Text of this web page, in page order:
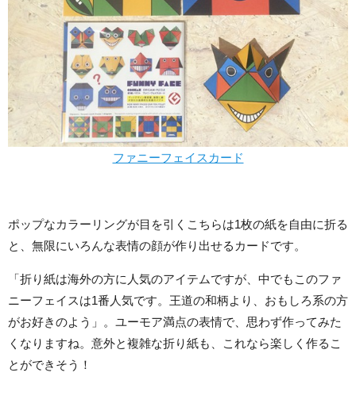
ファニーフェイスカード
ポップなカラーリングが目を引くこちらは1枚の紙を自由に折る
と、無限にいろんな表情の顔が作り出せるカードです。
「折り紙は海外の方に人気のアイテムですが、中でもこのファ
ニーフェイスは1番人気です。王道の和柄より、おもしろ系の方
がお好きのよう」。ユーモア満点の表情で、思わず作ってみた
くなりますね。意外と複雑な折り紙も、これなら楽しく作るこ
とができそう！